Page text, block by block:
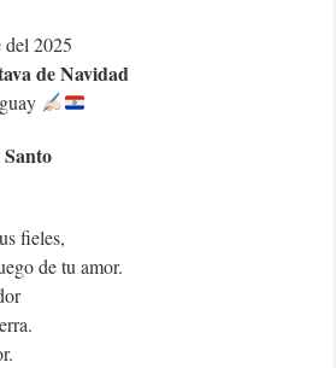
2025
de Navidad
fieles,
de tu amor.